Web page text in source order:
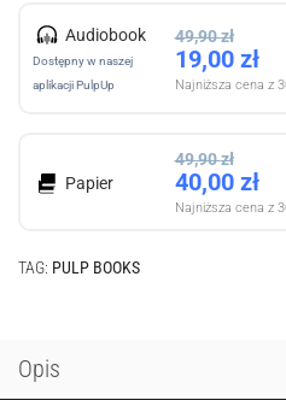
Audiobook
Dostępny w naszej
aplikacji PulpUp
49,90zł
19,00 zł
Najniższa cena z
Papier
49,90zł
40,00 zł
Najniższa cena z
TAG: PULP BOOKS
Opis